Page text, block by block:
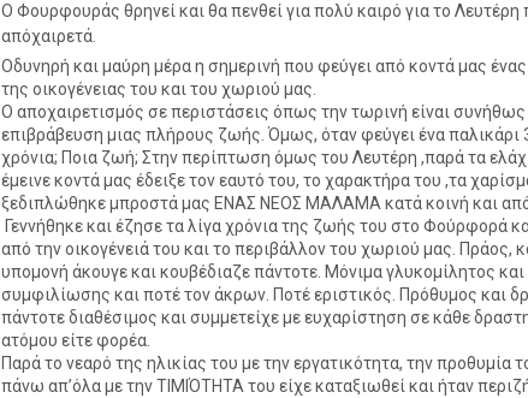
Ο Φουρφουράς θρηνεί και θα πενθεί για πολύ καιρό για το
απόχαιρετά.
Οδυνηρή και μαύρη μέρα η σημερινή που φεύγει από κοντά μας ένας
της οικογένειας του και του χωριού μας.
Ο αποχαιρετισμός σε περιστάσεις όπως την τωρινή είναι
επιβράβευση μιας πλήρους ζωής. Όμως, όταν φεύγει ένα παλικάρι
χρόνια; Ποια ζωή; Στην περίπτωση όμως του Λευτέρη ,παρά τα
έμεινε κοντά μας έδειξε τον εαυτό του, το χαρακτήρα του ,τα
ξεδιπλώθηκε μπροστά μας ΕΝΑΣ ΝΕΟΣ ΜΑΛΑΜΑ κατά κοινή και
Γεννήθηκε και έζησε τα λίγα χρόνια της ζωής του στο Φούρφορά
από την οικογένειά του και το περιβάλλον του χωριού μας. Πράος,
υπομονή άκουγε και κουβέδιαζε πάντοτε. Μόνιμα γλυκομίλητος
συμφιλίωσης και ποτέ τον άκρων. Ποτέ εριστικός. Πρόθυμος και
πάντοτε διαθέσιμος και συμμετείχε με ευχαρίστηση σε κάθε
ατόμου είτε φορέα.
Παρά το νεαρό της ηλικίας του με την εργατικότητα, την προθυμία
πάνω απ’όλα με την ΤΙΜΙΌΤΗΤΑ του είχε καταξιωθεί και ήταν